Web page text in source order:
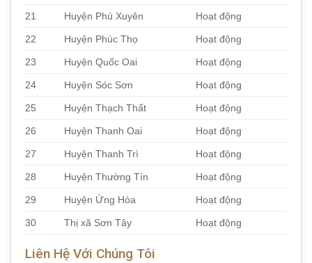
21 Huyện Phú Xuyên Hoạt động
22 Huyện Phúc Thọ Hoạt động
23 Huyện Quốc Oai Hoạt động
24 Huyện Sóc Sơn Hoạt động
25 Huyện Thạch Thất Hoạt động
26 Huyện Thanh Oai Hoạt động
27 Huyện Thanh Trì Hoạt động
28 Huyện Thường Tín Hoạt động
29 Huyện Ứng Hòa Hoạt động
30 Thị xã Sơn Tây Hoạt động
Liên Hệ Với Chúng Tôi